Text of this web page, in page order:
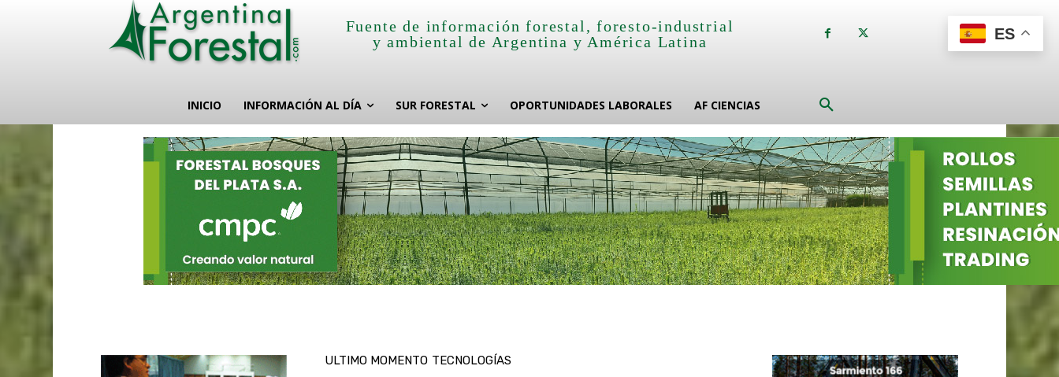
Fuente de información forestal, foresto-industrial
y ambiental de Argentina y América Latina
INICIO INFORMACIÓN AL DÍA SUR FORESTAL OPORTUNIDADES LABORALES AF CIENCIAS
ULTIMO MOMENTO TECNOLOGÍAS
ES